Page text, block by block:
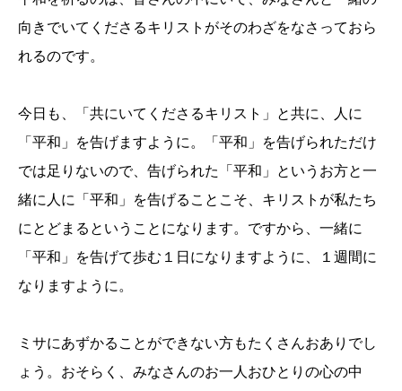
向きでいてくださるキリストがそのわざをなさっておら
れるのです。
今日も、「共にいてくださるキリスト」と共に、人に
「平和」を告げますように。「平和」を告げられただけ
では足りないので、告げられた「平和」というお方と一
緒に人に「平和」を告げることこそ、キリストが私たち
にとどまるということになります。ですから、一緒に
「平和」を告げて歩む１日になりますように、１週間に
なりますように。
ミサにあずかることができない方もたくさんおありでし
ょう。おそらく、みなさんのお一人おひとりの心の中